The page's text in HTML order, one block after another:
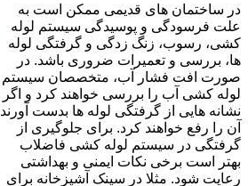
در ساختمان های قدیمی ممکن است به
علت فرسودگی و پوسیدگی سیستم لوله
کشی، رسوب، زنگ زدگی و گرفتگی لوله
ها، بررسی و تعمیرات ضروری باشد. در
صورت افت فشار آب، متخصصان سیستم
لوله کشی آب را بررسی خواهند کرد و اگر
نشانه هایی از گرفتگی لوله ها بدست آورند
آن را رفع خواهند کرد. برای جلوگیری از
گرفتگی در سیستم لوله کشی فاضلاب
بهتر است برخی نکات ایمنی و بهداشتی
رعایت شود. مثلا در سینک آشپزخانه برای